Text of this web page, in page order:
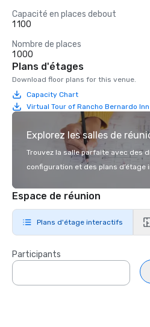
Capacité en places debout
1 100
Nombre de places
1 000
Plans d'étages
Download floor plans for this venue.
Capacity Chart
Virtual Tour of Rancho Bernardo Inn
Explorez les salles de
Trouvez la salle parfaite avec des
configuration et des plans d’étage
Espace de réunion
Plans d'étage interactifs
Participants